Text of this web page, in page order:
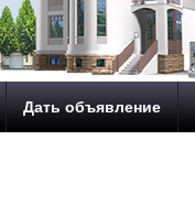
Дать объявление